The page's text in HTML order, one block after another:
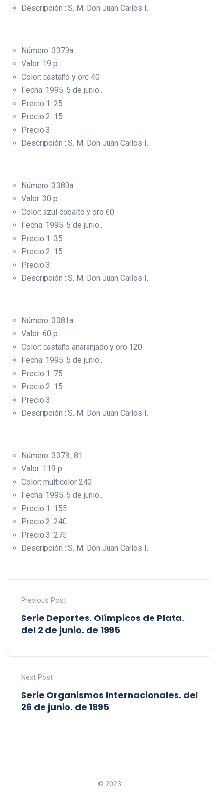
Descripción : S. M. Don Juan Carlos I.
Número: 3379a
Valor: 19 p.
Color: castaño y oro 40
Fecha: 1995. 5 de junio..
Precio 1: 25
Precio 2: 15
Precio 3:
Descripción : S. M. Don Juan Carlos I.
Número: 3380a
Valor: 30 p.
Color: azul cobalto y oro 60
Fecha: 1995. 5 de junio..
Precio 1: 35
Precio 2: 15
Precio 3:
Descripción : S. M. Don Juan Carlos I.
Número: 3381a
Valor: 60 p.
Color: castaño anaranjado y oro 120
Fecha: 1995. 5 de junio..
Precio 1: 75
Precio 2: 15
Precio 3:
Descripción : S. M. Don Juan Carlos I.
Número: 3378_81
Valor: 119 p.
Color: multicolor 240
Fecha: 1995. 5 de junio..
Precio 1: 155
Precio 2: 240
Precio 3: 275
Descripción : S. M. Don Juan Carlos I.
Previous Post
Serie Deportes. Olímpicos de Plata.
del 2 de junio. de 1995
Next Post
Serie Organismos Internacionales. del
26 de junio. de 1995
© 2023